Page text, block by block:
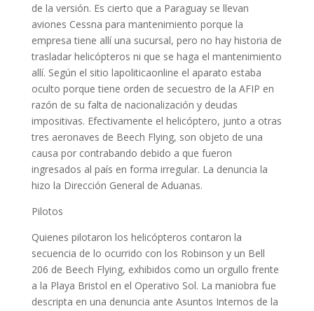
de la versión. Es cierto que a Paraguay se llevan
aviones Cessna para mantenimiento porque la
empresa tiene allí una sucursal, pero no hay historia de
trasladar helicópteros ni que se haga el mantenimiento
allí. Según el sitio lapoliticaonline el aparato estaba
oculto porque tiene orden de secuestro de la AFIP en
razón de su falta de nacionalización y deudas
impositivas. Efectivamente el helicóptero, junto a otras
tres aeronaves de Beech Flying, son objeto de una
causa por contrabando debido a que fueron
ingresados al país en forma irregular. La denuncia la
hizo la Dirección General de Aduanas.
Pilotos
Quienes pilotaron los helicópteros contaron la
secuencia de lo ocurrido con los Robinson y un Bell
206 de Beech Flying, exhibidos como un orgullo frente
a la Playa Bristol en el Operativo Sol. La maniobra fue
descripta en una denuncia ante Asuntos Internos de la